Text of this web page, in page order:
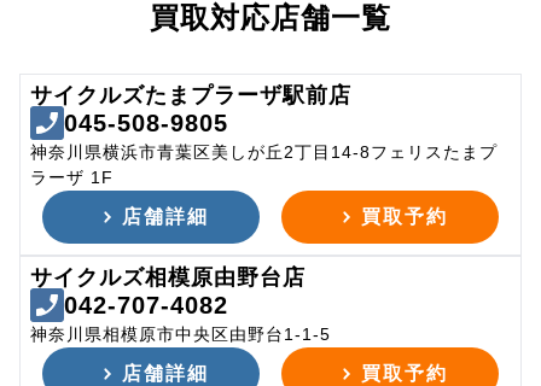
買取対応店舗一覧
サイクルズたまプラーザ駅前店
045-508-9805
神奈川県横浜市青葉区美しが丘2丁目14-8フェリスたまプ
ラーザ 1F
店舗詳細 買取予約
サイクルズ相模原由野台店
042-707-4082
神奈川県相模原市中央区由野台1-1-5
店舗詳細 買取予約